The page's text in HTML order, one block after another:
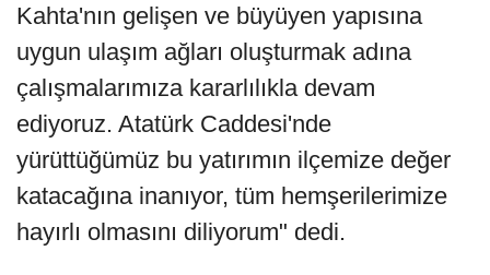
Kahta'nın gelişen ve büyüyen yapısına
uygun ulaşım ağları oluşturmak adına
çalışmalarımıza kararlılıkla devam
ediyoruz. Atatürk Caddesi'nde
yürüttüğümüz bu yatırımın ilçemize değer
katacağına inanıyor, tüm hemşerilerimize
hayırlı olmasını diliyorum" dedi.